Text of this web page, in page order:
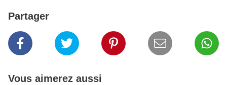
Partager
Vous aimerez aussi